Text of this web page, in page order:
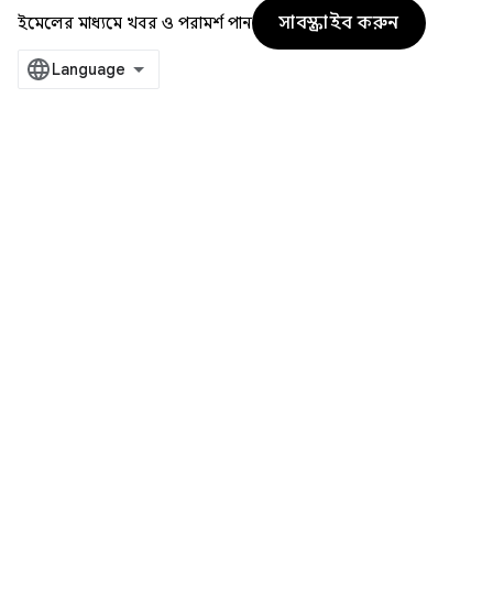
ইমেলের মাধ্যমে খবর ও পরামর্শ পান
সাবস্ক্রাইব করুন